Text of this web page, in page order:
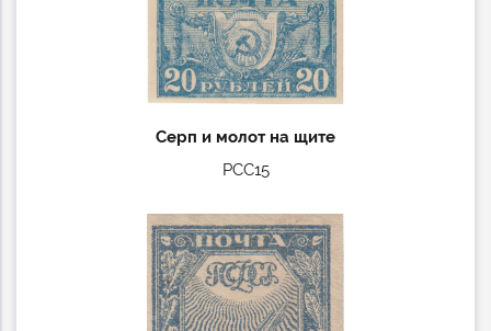
Серп и молот на щите
РСС15